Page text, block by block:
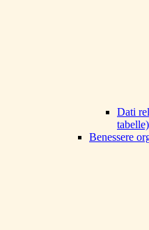
Dati
tabelle)
Benessere